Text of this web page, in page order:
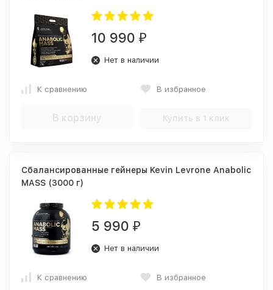
10 990 ₽
Нет в наличии
К сравнению В избранное
В корзину Купить в 1 клик
Сбалансированные гейнеры Kevin Levrone Anabolic
MASS (3000 г)
5 990 ₽
Нет в наличии
К сравнению В избранное